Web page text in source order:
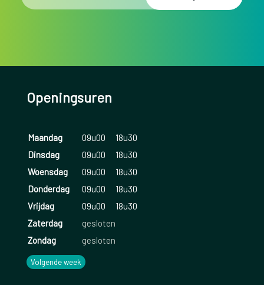
Openingsuren
Maandag 09u00
18u30
Dinsdag
09u00
18u30
Woensdag
09u00
18u30
Donderdag
09u00
18u30
Vrijdag
09u00
18u30
Zaterdag
gesloten
Zondag
gesloten
Volgende week